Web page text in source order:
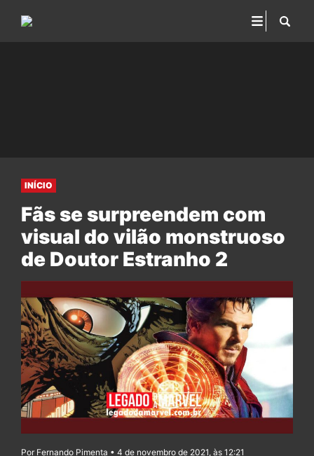
INÍCIO
Fãs se surpreendem com
visual do vilão monstruoso
de Doutor Estranho 2
Por Fernando Pimenta • 4 de novembro de 2021, às 12:21